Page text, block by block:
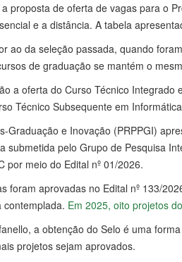
proposta de oferta de vagas para o
e a distância. A tabela
ao da seleção passada, quando
de graduação se mantém o
a oferta do Curso Técnico Integrado
Técnico Subsequente em
Graduação e Inovação (PRPPGI)
pelo Grupo de Pesquisa
por meio do Edital nº 01/2026.
foram aprovadas no Edital nº 133/
Em 2025, oito projetos
a obtenção do Selo é uma
projetos sejam aprovados.